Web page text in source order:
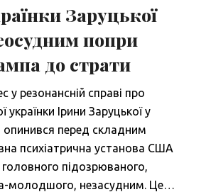
Заруцької
попри
до страти
резонансній справі про
українки Ірини Заруцької у
опинився перед складним
психіатрична установа США
підозрюваного,
молодшого, незасудним. Це…